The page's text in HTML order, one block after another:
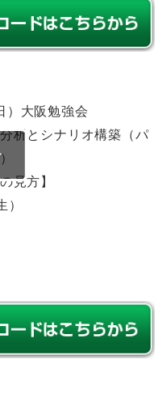
）大阪勉強会
析とシナリオ構築（パ
見方】
）